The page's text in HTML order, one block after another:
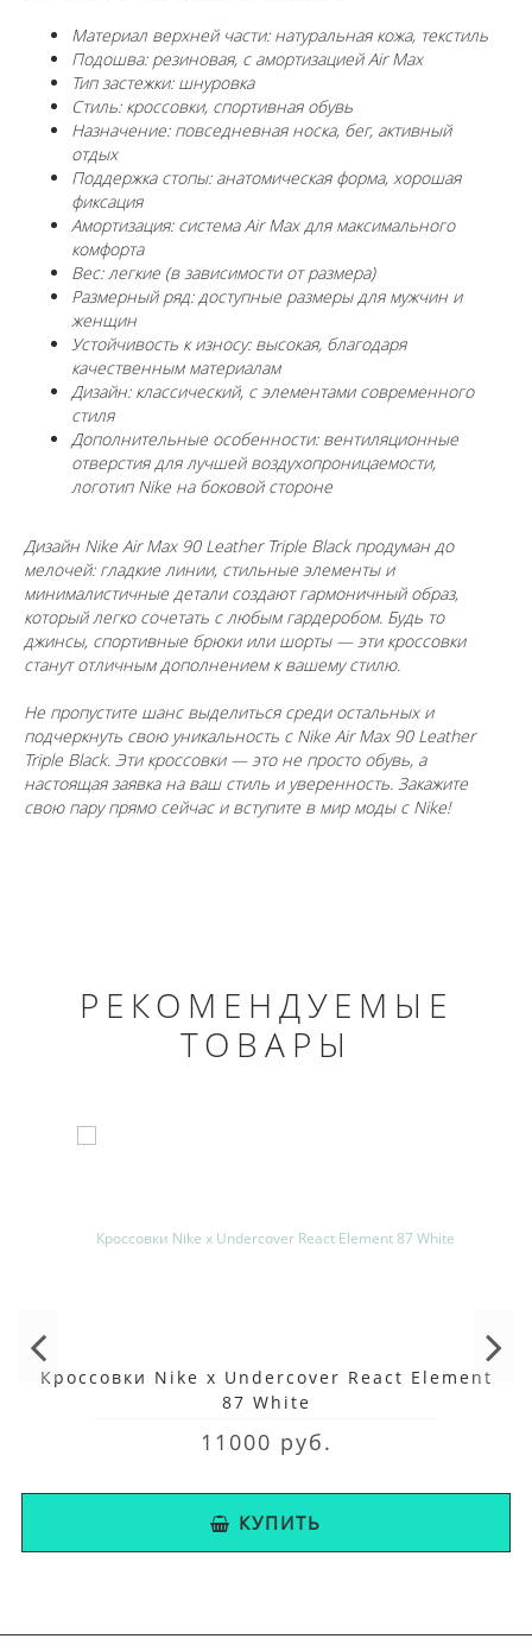
Материал верхней части: натуральная кожа, текстиль
Подошва: резиновая, с амортизацией Air Max
Тип застежки: шнуровка
Стиль: кроссовки, спортивная обувь
Назначение: повседневная носка, бег, активный
отдых
Поддержка стопы: анатомическая форма, хорошая
фиксация
Амортизация: система Air Max для максимального
комфорта
Вес: легкие (в зависимости от размера)
Размерный ряд: доступные размеры для мужчин и
женщин
Устойчивость к износу: высокая, благодаря
качественным материалам
Дизайн: классический, с элементами современного
стиля
Дополнительные особенности: вентиляционные
отверстия для лучшей воздухопроницаемости,
логотип Nike на боковой стороне
Дизайн Nike Air Max 90 Leather Triple Black продуман до
мелочей: гладкие линии, стильные элементы и
минималистичные детали создают гармоничный образ,
который легко сочетать с любым гардеробом. Будь то
джинсы, спортивные брюки или шорты — эти кроссовки
станут отличным дополнением к вашему стилю.
Не пропустите шанс выделиться среди остальных и
подчеркнуть свою уникальность с Nike Air Max 90 Leather
Triple Black. Эти кроссовки — это не просто обувь, а
настоящая заявка на ваш стиль и уверенность. Закажите
свою пару прямо сейчас и вступите в мир моды с Nike!
РЕКОМЕНДУЕМЫЕ
ТОВАРЫ
Кроссовки Nike x Undercover React Element
87 White
11000 руб.
КУПИТЬ